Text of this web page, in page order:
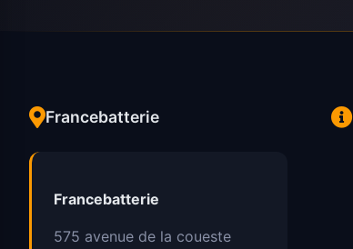
Francebatterie
Francebatterie
575 avenue de la coueste